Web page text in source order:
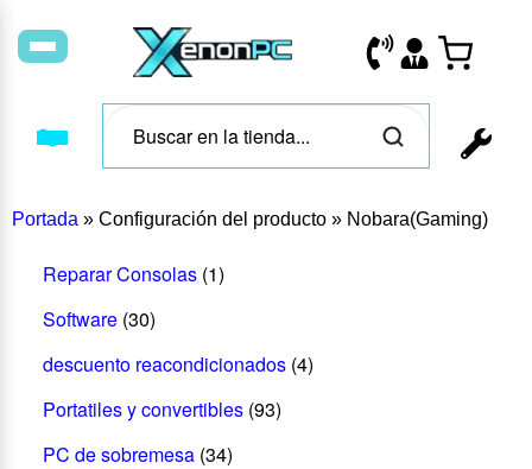
Portada » Configuración del producto » Nobara(Gaming)
Reparar Consolas (1)
Software (30)
descuento reacondicionados (4)
Portatiles y convertibles (93)
PC de sobremesa (34)